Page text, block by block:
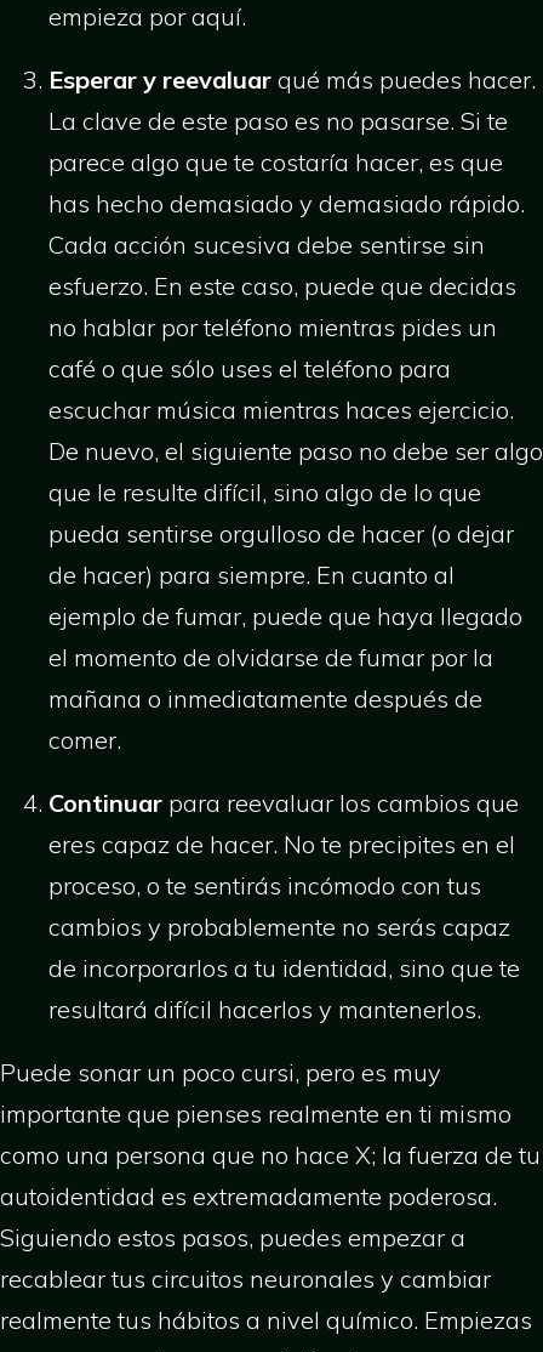
empieza por aquí.
Esperar y reevaluar qué más puedes hacer.
La clave de este paso es no pasarse. Si te
parece algo que te costaría hacer, es que
has hecho demasiado y demasiado rápido.
Cada acción sucesiva debe sentirse sin
esfuerzo. En este caso, puede que decidas
no hablar por teléfono mientras pides un
café o que sólo uses el teléfono para
escuchar música mientras haces ejercicio.
De nuevo, el siguiente paso no debe ser algo
que le resulte difícil, sino algo de lo que
pueda sentirse orgulloso de hacer (o dejar
de hacer) para siempre. En cuanto al
ejemplo de fumar, puede que haya llegado
el momento de olvidarse de fumar por la
mañana o inmediatamente después de
comer.
Continuar para reevaluar los cambios que
eres capaz de hacer. No te precipites en el
proceso, o te sentirás incómodo con tus
cambios y probablemente no serás capaz
de incorporarlos a tu identidad, sino que te
resultará difícil hacerlos y mantenerlos.
Puede sonar un poco cursi, pero es muy
importante que pienses realmente en ti mismo
como una persona que no hace X; la fuerza de tu
autoidentidad es extremadamente poderosa.
Siguiendo estos pasos, puedes empezar a
recablear tus circuitos neuronales y cambiar
realmente tus hábitos a nivel químico. Empiezas